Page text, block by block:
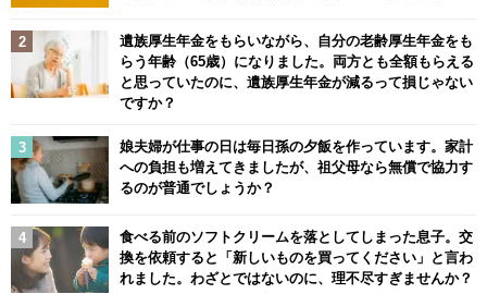
遺族厚生年金をもらいながら、自分の老齢厚生年金をも
らう年齢（65歳）になりました。両方とも全額もらえる
と思っていたのに、遺族厚生年金が減るって損じゃない
ですか？
娘夫婦が仕事の日は毎日孫の夕飯を作っています。家計
への負担も増えてきましたが、祖父母なら無償で協力す
るのが普通でしょうか？
食べる前のソフトクリームを落としてしまった息子。交
換を依頼すると「新しいものを買ってください」と言わ
れました。わざとではないのに、理不尽すぎませんか？